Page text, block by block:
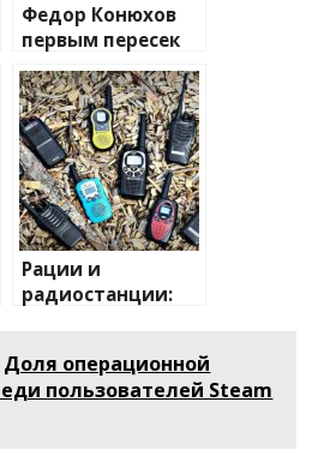
Федор Конюхов
первым пересек
Южную
Атлантику на
весельной лодке
Рации и
радиостанции:
миру
беспроводной
Доля операционной
пользователей Steam